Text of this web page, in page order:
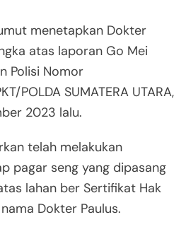
menetapkan Dokter
atas laporan Go Mei
Polisi Nomor
POLDA SUMATERA UTARA,
2023 lalu.
telah melakukan
pagar seng yang dipasang
lahan ber Sertifikat Hak
Dokter Paulus.